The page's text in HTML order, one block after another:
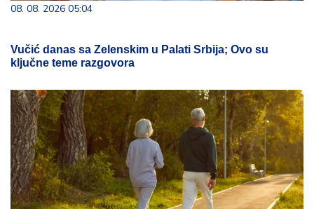
08. 08. 2026 05:04
Vučić danas sa Zelenskim u Palati Srbija; Ovo su
ključne teme razgovora